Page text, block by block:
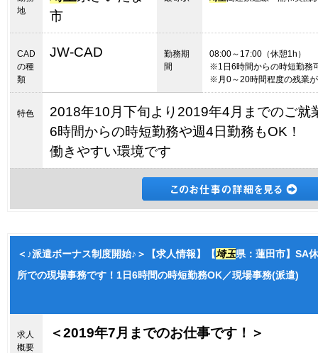
地
市
CAD
の種
類
JW-CAD
勤務期
間
08:00～17:00（休憩1h）
※1日6時間からの時短勤務
※月0～20時間程度の残業
特色
2018年10月下旬より2019年4月までのご就
6時間からの時短勤務や週4日勤務もOK！
働きやすい環境です
＜♪派遣ボーナス制度開始♪＞【求人情報】【埼玉県：蓮田市】SA
所での現場事務です！1日6時間の時短勤務OK／現場事務(派遣)
求人
概要
＜2019年7月までのお仕事です！＞